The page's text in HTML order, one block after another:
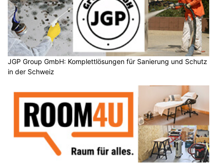
JGP Group GmbH: Komplettlösungen für Sanierung und Schutz
in der Schweiz